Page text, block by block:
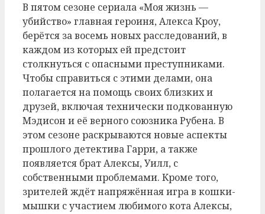
В пятом сезоне сериала «Моя жизнь —
убийство» главная героиня, Алекса Кроу,
берётся за восемь новых расследований, в
каждом из которых ей предстоит
столкнуться с опасными преступниками.
Чтобы справиться с этими делами, она
полагается на помощь своих близких и
друзей, включая технически подкованную
Мэдисон и её верного союзника Рубена. В
этом сезоне раскрываются новые аспекты
прошлого детектива Гарри, а также
появляется брат Алексы, Уилл, с
собственными проблемами. Кроме того,
зрителей ждёт напряжённая игра в кошки-
мышки с участием любимого кота Алексы,